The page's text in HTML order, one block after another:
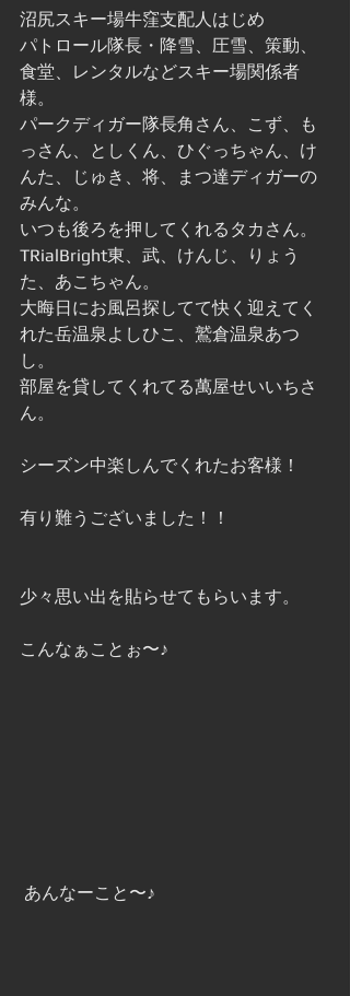
沼尻スキー場牛窪支配人はじめ
パトロール隊長・降雪、圧雪、策動、
食堂、レンタルなどスキー場関係者
様。
パークディガー隊長角さん、こず、も
っさん、としくん、ひぐっちゃん、け
んた、じゅき、将、まつ達ディガーの
みんな。
いつも後ろを押してくれるタカさん。
TRialBright東、武、けんじ、りょう
た、あこちゃん。
大晦日にお風呂探してて快く迎えてく
れた岳温泉よしひこ、鷲倉温泉あつ
し。
部屋を貸してくれてる萬屋せいいちさ
ん。
シーズン中楽しんでくれたお客様！
有り難うございました！！
少々思い出を貼らせてもらいます。
こんなぁことぉ〜♪
あんなーこと〜♪